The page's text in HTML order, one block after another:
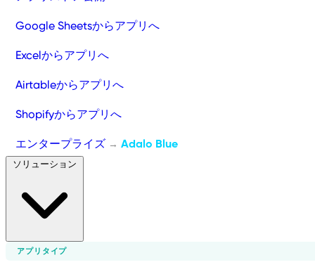
Google Sheetsからアプリへ
Excelからアプリへ
Airtableからアプリへ
Shopifyからアプリへ
エンタープライズ → Adalo Blue
アプリタイプ